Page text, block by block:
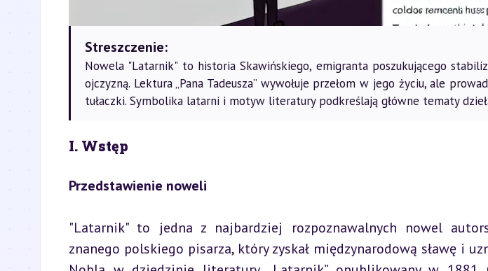
Streszczenie:
Nowela "Latarnik" to historia Skawińskiego, emigranta poszukującego
ojczyzną. Lektura „Pana Tadeusza” wywołuje przełom w jego życiu, ale
tułaczki. Symbolika latarni i motyw literatury podkreślają główne tematy
I. Wstęp
Przedstawienie noweli
"Latarnik" to jedna z najbardziej rozpoznawalnych nowel
znanego polskiego pisarza, który zyskał międzynarodową sławę i